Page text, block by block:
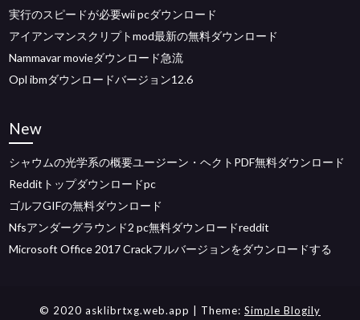
実行のスピードが必要wii pcダウンロード
アイアンマンスクリプトmod最新の無料ダウンロード
Nammavar movieダウンロード急流
Opl ibmダウンロードバージョン12.6
New
シャウムの光学系の概要ユージーン・ヘクトPDF無料ダウンロード
Redditトップダウンロードpc
ゴルフGIFの無料ダウンロード
Nfsアンダーグラウンド2 pc無料ダウンロードreddit
Microsoft Office 2017 Crackフルバージョンをダウンロードする
© 2020 asklibrtxg.web.app | Theme: Simple Blogily